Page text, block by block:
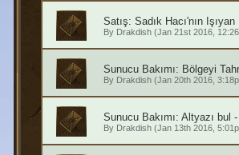
Satış: Sadık Hacı'nın
By Drakdish(Jan 21st 2016,
Sunucu Bakımı: Bölgeyi
By Drakdish(Jan 20th 2016,
Sunucu Bakımı: Altyazı bul
By Drakdish(Jan 13th 2016,